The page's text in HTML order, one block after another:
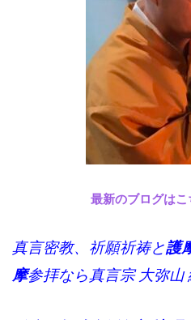
最新のブログは
真言密教、祈願祈祷と護
摩参拝なら真言宗 大弥山